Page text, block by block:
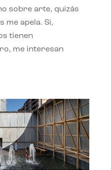
sobre arte, quizás
me apela. Si,
tienen
me interesan